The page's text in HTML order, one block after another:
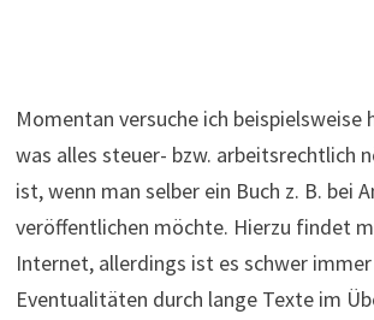
Momentan versuche ich beispielsweise
was alles steuer- bzw. arbeitsrechtlich
ist, wenn man selber ein Buch z. B. bei
veröffentlichen möchte. Hierzu findet
Internet, allerdings ist es schwer
Eventualitäten durch lange Texte im